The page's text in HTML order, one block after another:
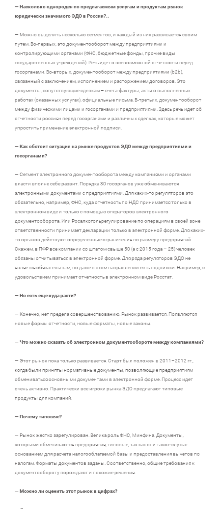
— Насколько однороден по предлагаемым услугам и продуктам рынок
юридически значимого ЭДО в России?..
— Можно выделить несколько сегментов, и каждый из них развивается своим
путем. Во-первых, это документооборот между предприятиями и
контролирующими органами (ФНС, бюджетные фонды, прочие виды
государственных учреждений). Речь идет о всевозможной отчетности перед
госорганами. Во-вторых, документооборот между предприятиями (b2b),
связанный с заключением, исполнением и расторжением договоров. Это
документы, сопутствующие сделкам – счета-фактуры, акты о выполненных
работах (оказанных услугах), официальные письма. В-третьих, документооборот
между физическими лицами и госорганами и предприятиями. Здесь речь идет об
отчетности россиян перед госорганами и различных сделках, которые может
упростить применение электронной подписи.
— Как обстоит ситуация на рынке продуктов ЭДО между предприятиями и
госорганами?
— Сегмент электронного документооборота между компаниями и органами
власти вполне себе развит. Порядка 30 госорганов уже обмениваются
электронными документами с предприятиями. Для каких-то регуляторов это
обязательно, например, ФНС, куда отчетность по НДС принимается только в
электронном виде и только с помощью операторов электронного
документооборота. Или Росалкогольрегулирование по операциям в своей зоне
ответственности принимает декларации только в электронной форме. Для каких-
то органов действуют определенные ограничения по размеру предприятий.
Скажем, в ПФР все компании со штатом свыше 50 (а с 2015 года – 25) человек
обязаны отчитываться в электронной форме. Для ряда регуляторов ЭДО не
является обязательным, но даже в этом направлении есть подвижки. Например, с
удовольствием принимает отчетность в электронном виде Росстат.
— Но есть еще куда расти?
— Конечно, нет предела совершенствованию. Рынок развивается. Появляются
новые формы отчетности, новые форматы, новые законы.
— Что можно сказать об электронном документообороте между компаниями?
— Этот рынок пока только развивается. Старт был положен в 2011–2012 гг.,
когда были приняты нормативные документы, позволяющие предприятиям
обмениваться основными документами в электронной форме. Процесс идет
очень активно. Практически все игроки рынка ЭДО предлагают типовые
продукты для компаний.
— Почему типовые?
— Рынок жестко зарегулирован. Велика роль ФНС, Минфина. Документы,
которыми обмениваются предприятия, типовые, так как они также служат
основанием для расчета налогооблагаемой базы и предоставления вычетов по
налогам. Форматы документов заданы. Соответственно, общие требования к
документообороту порождают и похожие решения.
— Можно ли оценить этот рынок в цифрах?